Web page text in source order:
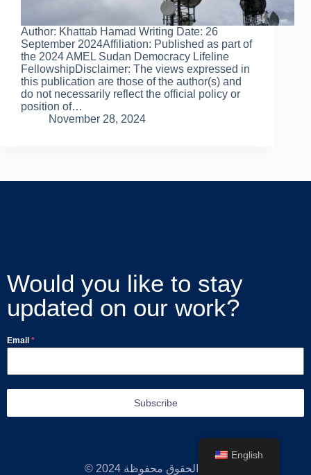
Author: Khattab Hamad Writing Date: 26
September 2024Affiliation: Published as part of
the 2024 AMEL Sudan Democracy Lifeline
FellowshipDisclaimer: The views expressed in
this publication are those of the author(s) and
do not necessarily reflect the official policy or
position of…
November 28, 2024
Would you like to stay
updated on our work?
Email *
Subscribe
English